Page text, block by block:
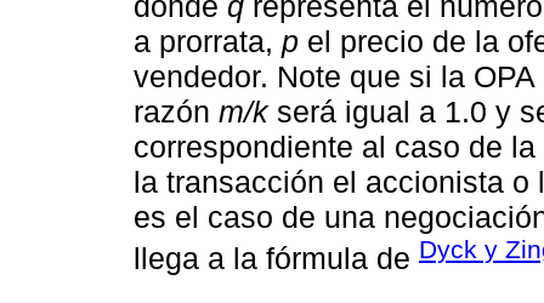
a prorrata, p el precio de la
vendedor. Note que si la
razón m/kserá igual a 1.0 y
correspondiente al caso de
la transacción el accionista
es el caso de una
llega a la fórmula de Dyck y